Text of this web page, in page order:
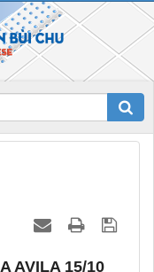
AVILA 15/10